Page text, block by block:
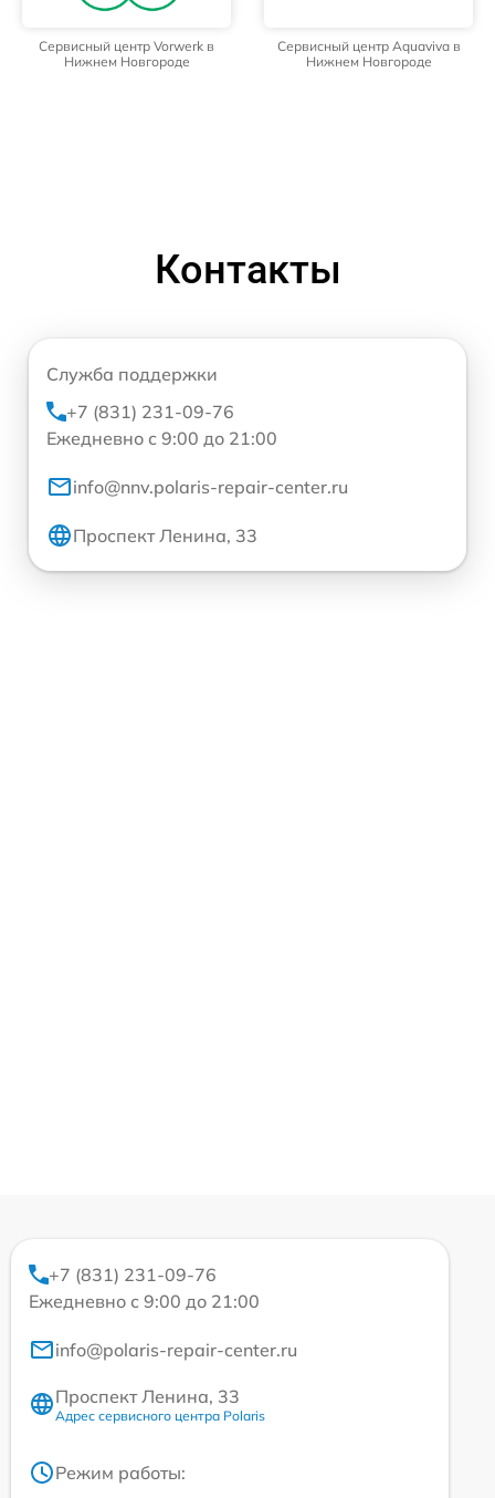
Сервисный центр Vorwerk в
Нижнем Новгороде
Сервисный центр Aquaviva в
Нижнем Новгороде
Контакты
Служба поддержки
+7 (831) 231-09-76
Ежедневно с 9:00 до 21:00
info@nnv.polaris-repair-center.ru
Проспект Ленина, 33
+7 (831) 231-09-76
Ежедневно с 9:00 до 21:00
info@polaris-repair-center.ru
Проспект Ленина, 33
Адрес сервисного центра Polaris
Режим работы: